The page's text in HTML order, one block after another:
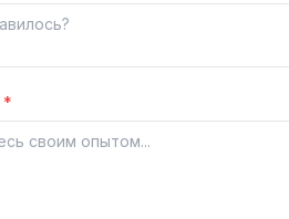
*